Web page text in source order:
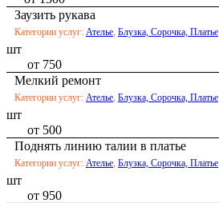
Заузить рукава
Категории услуг: Ателье, Блузка, Сорочка, Платье
шт
от 750
Мелкий ремонт
Категории услуг: Ателье, Блузка, Сорочка, Платье
шт
от 500
Поднять линию талии в платье
Категории услуг: Ателье, Блузка, Сорочка, Платье
шт
от 950